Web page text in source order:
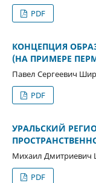
PDF
КОНЦЕПЦИЯ
(НА ПРИМЕРЕ
Павел Сергеевич
PDF
УРАЛЬСКИЙ
Михаил Дмитриевич
PDF